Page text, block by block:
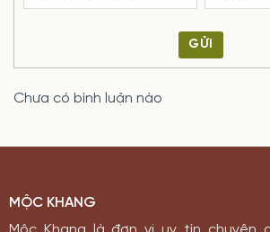
GỬI
Chưa có bình luận nào
MỘC KHANG